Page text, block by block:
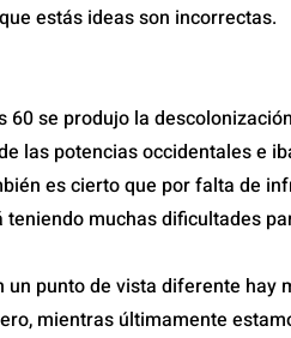
estás ideas son incorrectas.
60 se produjo la
las potencias occidentales e
es cierto que por falta de
teniendo muchas dificultades
un punto de vista diferente hay
mientras últimamente